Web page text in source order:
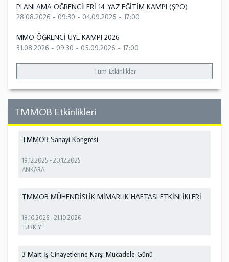
PLANLAMA ÖĞRENCİLERİ 14. YAZ EĞİTİM KAMPI (ŞPO)
28.08.2026 - 09:30 - 04.09.2026 - 17:00
MMO ÖĞRENCİ ÜYE KAMPI 2026
31.08.2026 - 09:30 - 05.09.2026 - 17:00
Tüm Etkinlikler
TMMOB Etkinlikleri
TMMOB Sanayi Kongresi
19.12.2025 -20.12.2025
ANKARA
TMMOB MÜHENDİSLİK MİMARLIK HAFTASI ETKİNLİKLERİ
18.10.2026 -21.10.2026
TÜRKİYE
3 Mart İş Cinayetlerine Karşı Mücadele Günü